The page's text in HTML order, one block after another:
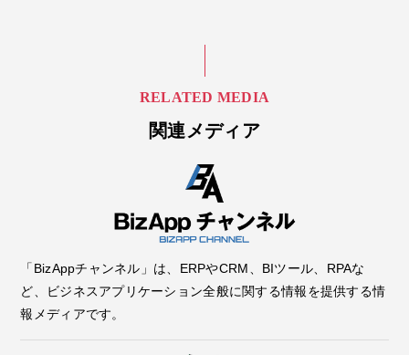
RELATED MEDIA
関連メディア
「BizAppチャンネル」は、ERPやCRM、BIツール、RPAな
ど、ビジネスアプリケーション全般に関する情報を提供する情
報メディアです。